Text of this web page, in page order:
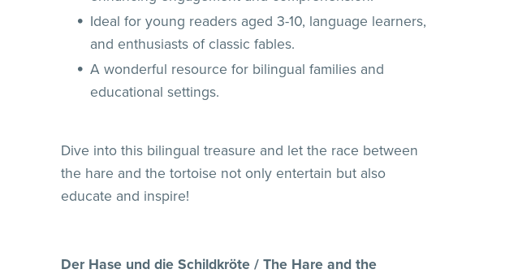
Ideal for young readers aged 3-10, language learners,
and enthusiasts of classic fables.
A wonderful resource for bilingual families and
educational settings.
Dive into this bilingual treasure and let the race between
the hare and the tortoise not only entertain but also
educate and inspire!
Der Hase und die Schildkröte / The Hare and the